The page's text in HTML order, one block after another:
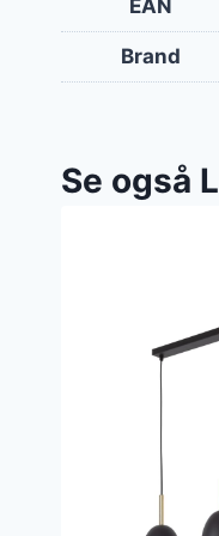
EAN
Brand
Se også